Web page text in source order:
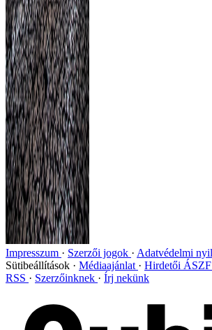
Impresszum Szerzői jogok
Adatvédelmi
Sütibeállítások
Médiaajánlat Hirdetői ÁSZF
RSS
Szerzőinknek Írj nekünk